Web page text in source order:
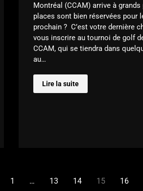
Montréal (CCAM) arrive à grands
places sont bien réservées pour
prochain ? C’est votre dernière
vous inscrire au tournoi de golf
CCAM, qui se tiendra dans
au…
Lire la suite
1 … 13 14 15 16